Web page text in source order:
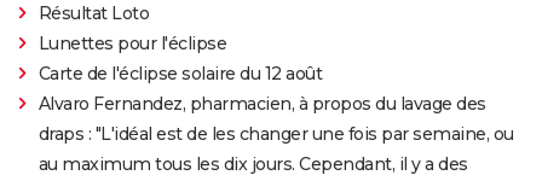
Résultat Loto
Lunettes pour l'éclipse
Carte de l'éclipse solaire du 12 août
Alvaro Fernandez, pharmacien, à propos du lavage des
draps : "L'idéal est de les changer une fois par semaine, ou
au maximum tous les dix jours. Cependant, il y a des